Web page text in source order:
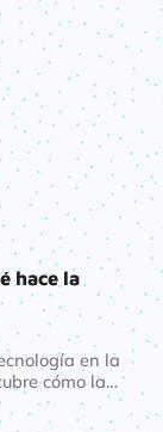
hace la
en la
cómo la
y